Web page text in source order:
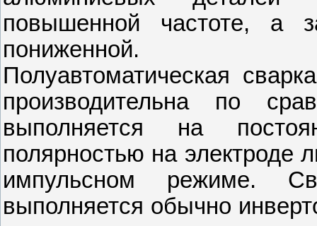
повышенной частоте, а
пониженной.
Полуавтоматическая
производительна по
выполняется на
полярностью на электроде
импульсном режиме.
выполняется обычно